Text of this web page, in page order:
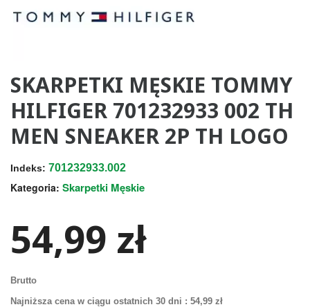
SKARPETKI MĘSKIE TOMMY
HILFIGER 701232933 002 TH
MEN SNEAKER 2P TH LOGO
Indeks: 701232933.002
Kategoria: Skarpetki Męskie
54,99 zł
Brutto
Najniższa cena w ciągu ostatnich 30 dni : 54,99 zł